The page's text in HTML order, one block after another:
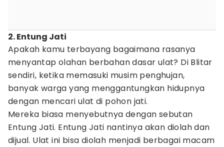
2. Entung Jati
Apakah kamu terbayang bagaimana rasanya
menyantap olahan berbahan dasar ulat? Di Blitar
sendiri, ketika memasuki musim penghujan,
banyak warga yang menggantungkan hidupnya
dengan mencari ulat di pohon jati.
Mereka biasa menyebutnya dengan sebutan
Entung Jati. Entung Jati nantinya akan diolah dan
dijual. Ulat ini bisa diolah menjadi berbagai macam